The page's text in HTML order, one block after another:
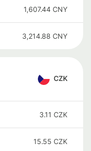
1,607.44 CNY
3,214.88 CNY
CZK
3.11 CZK
15.55 CZK